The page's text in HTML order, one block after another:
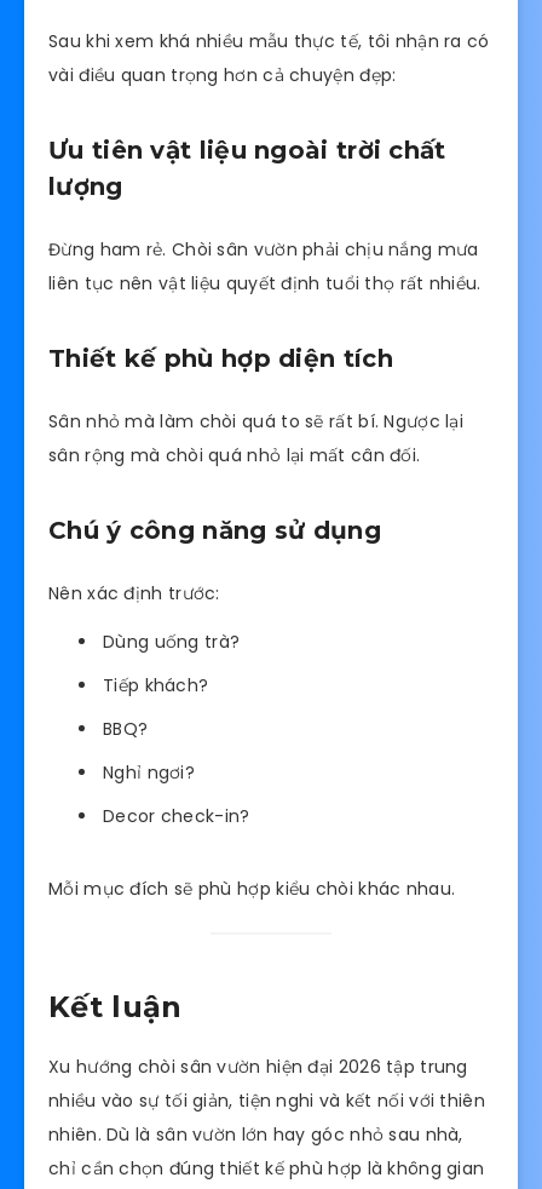
Sau khi xem khá nhiều mẫu thực tế, tôi nhận ra có
vài điều quan trọng hơn cả chuyện đẹp:
Ưu tiên vật liệu ngoài trời chất
lượng
Đừng ham rẻ. Chòi sân vườn phải chịu nắng mưa
liên tục nên vật liệu quyết định tuổi thọ rất nhiều.
Thiết kế phù hợp diện tích
Sân nhỏ mà làm chòi quá to sẽ rất bí. Ngược lại
sân rộng mà chòi quá nhỏ lại mất cân đối.
Chú ý công năng sử dụng
Nên xác định trước:
Dùng uống trà?
Tiếp khách?
BBQ?
Nghỉ ngơi?
Decor check-in?
Mỗi mục đích sẽ phù hợp kiểu chòi khác nhau.
Kết luận
Xu hướng chòi sân vườn hiện đại 2026 tập trung
nhiều vào sự tối giản, tiện nghi và kết nối với thiên
nhiên. Dù là sân vườn lớn hay góc nhỏ sau nhà,
chỉ cần chọn đúng thiết kế phù hợp là không gian